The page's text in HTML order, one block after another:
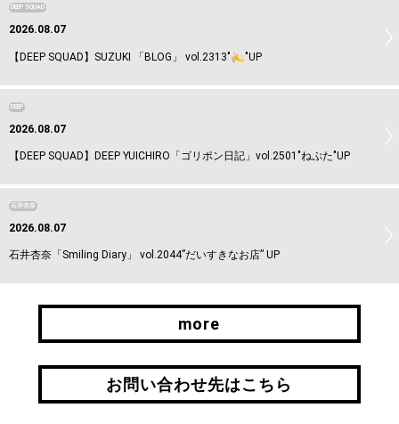
DEEP SQUAD
2026.08.07
【DEEP SQUAD】SUZUKI 「BLOG」 vol.2313" "UP
DEEP
2026.08.07
【DEEP SQUAD】DEEP YUICHIRO「ゴリポン日記」vol.2501"ねぷた"UP
石井杏奈
2026.08.07
石井杏奈「Smiling Diary」 vol.2044”だいすきなお店” UP
more
more
お問い合わせ先はこちら
お問い合わせ先はこちら
引継ぎはこちら